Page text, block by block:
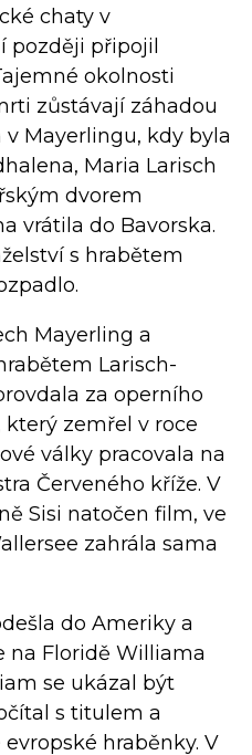
chaty v
později připojil
okolnosti
zůstávají záhadou
Mayerlingu, kdy byla
Maria Larisch
dvorem
vrátila do Bavorska.
s hrabětem
Mayerling a
Larisch-
za operního
zemřel v roce
války pracovala na
Červeného kříže. V
Sisi natočen film, ve
zahrála sama
do Ameriky a
na Floridě Williama
se ukázal být
s titulem a
hraběnky. V